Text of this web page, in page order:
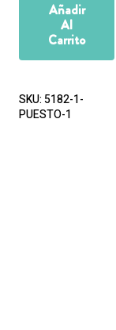
Añadir
Al
Carrito
SKU:5182-1-
PUESTO-1